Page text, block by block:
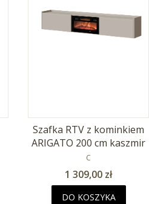
Szafka RTV z kominkiem
ARIGATO 200 cm kaszmir
PRODUCENT
C
Cena
1 309,00 zł
DO KOSZYKA